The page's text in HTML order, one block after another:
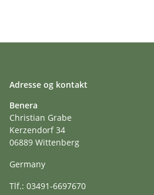
Adresse og kontakt
Benera
Christian Grabe
Kerzendorf 34
06889 Wittenberg
Germany
Tlf.: 03491-6697670